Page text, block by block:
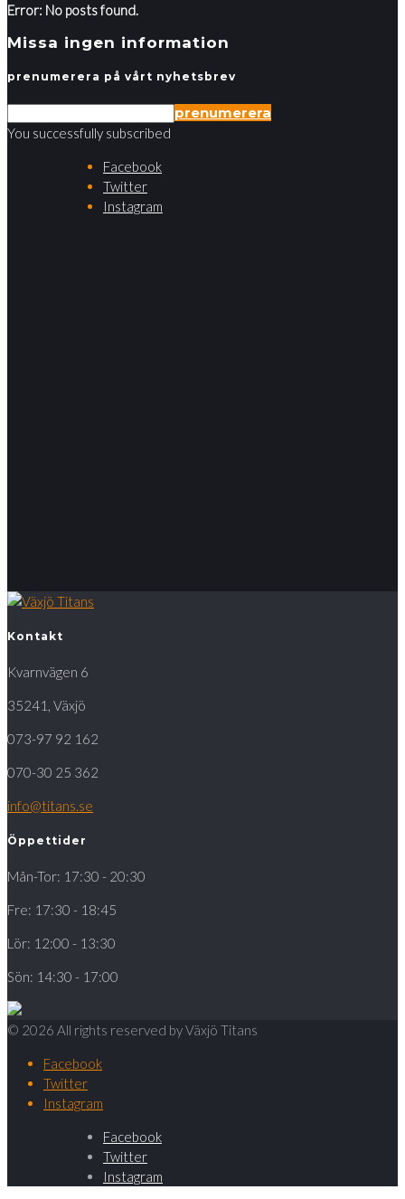
Error: No posts found.
Missa ingen information
prenumerera på vårt nyhetsbrev
prenumerera
You successfully subscribed
Facebook
Twitter
Instagram
Kontakt
Kvarnvägen 6
35241, Växjö
073-97 92 162
070-30 25 362
info@titans.se
Öppettider
Mån-Tor: 17:30 - 20:30
Fre: 17:30 - 18:45
Lör: 12:00 - 13:30
Sön: 14:30 - 17:00
© 2026 All rights reserved by Växjö Titans
Facebook
Twitter
Instagram
Facebook
Twitter
Instagram